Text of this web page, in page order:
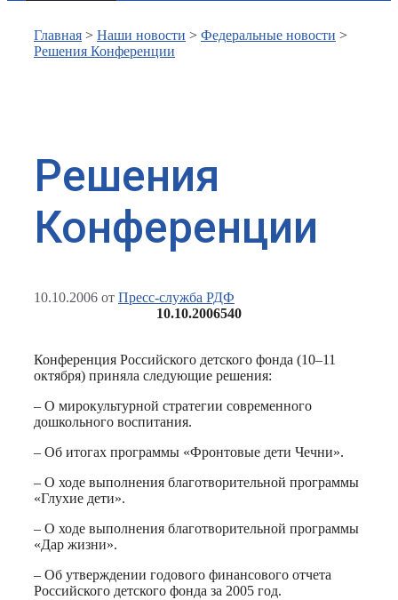
Главная > Наши новости > Федеральные новости >
Решения Конференции
Решения
Конференции
10.10.2006 от Пресс-служба РДФ
10.10.2006540
Конференция Российского детского фонда (10–11
октября) приняла следующие решения:
– О мирокультурной стратегии современного
дошкольного воспитания.
– Об итогах программы «Фронтовые дети Чечни».
– О ходе выполнения благотворительной программы
«Глухие дети».
– О ходе выполнения благотворительной программы
«Дар жизни».
– Об утверждении годового финансового отчета
Российского детского фонда за 2005 год.